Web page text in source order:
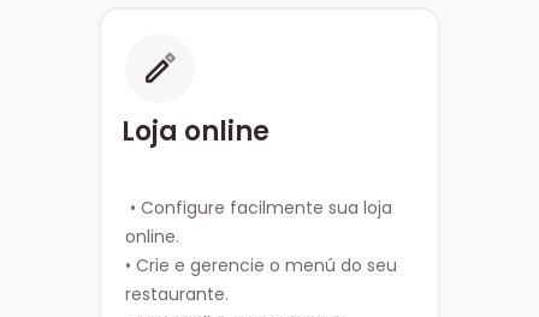
Loja online
• Configure facilmente sua loja
online.
• Crie e gerencie o menú do seu
restaurante.